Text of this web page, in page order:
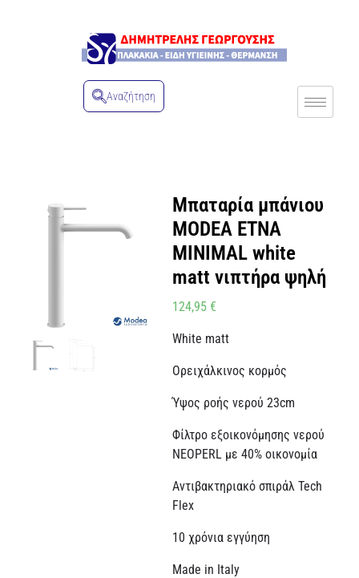
Αναζήτηση
Μπαταρία μπάνιου
MODEA ETNA
MINIMAL white
matt νιπτήρα ψηλή
124,95 €
White matt
Ορειχάλκινος κορμός
Ύψος ροής νερού 23cm
Φίλτρο εξοικονόμησης νερού
NEOPERL με 40% οικονομία
Αντιβακτηριακό σπιράλ Tech
Flex
10 χρόνια εγγύηση
Made in Italy